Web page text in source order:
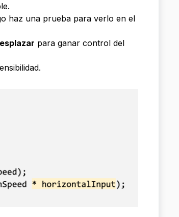
haz una prueba para verlo en el
para ganar control del